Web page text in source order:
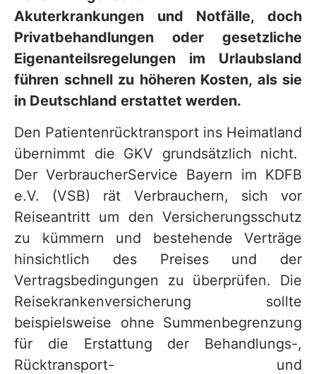
Akuterkrankungen und Notfälle, doch
Privatbehandlungen oder gesetzliche
Eigenanteilsregelungen im Urlaubsland
führen schnell zu höheren Kosten, als sie
in Deutschland erstattet werden.
Den Patientenrücktransport ins Heimatland
übernimmt die GKV grundsätzlich nicht.
Der VerbraucherService Bayern im KDFB
e.V. (VSB) rät Verbrauchern, sich vor
Reiseantritt um den Versicherungsschutz
zu kümmern und bestehende Verträge
hinsichtlich des Preises und der
Vertragsbedingungen zu überprüfen. Die
Reisekrankenversicherung sollte
beispielsweise ohne Summenbegrenzung
für die Erstattung der Behandlungs-,
Rücktransport- und